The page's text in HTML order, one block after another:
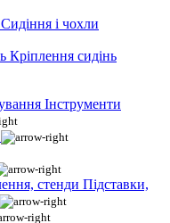
Сидіння і чохли
Кріплення сидінь
Інструменти
Підставки,